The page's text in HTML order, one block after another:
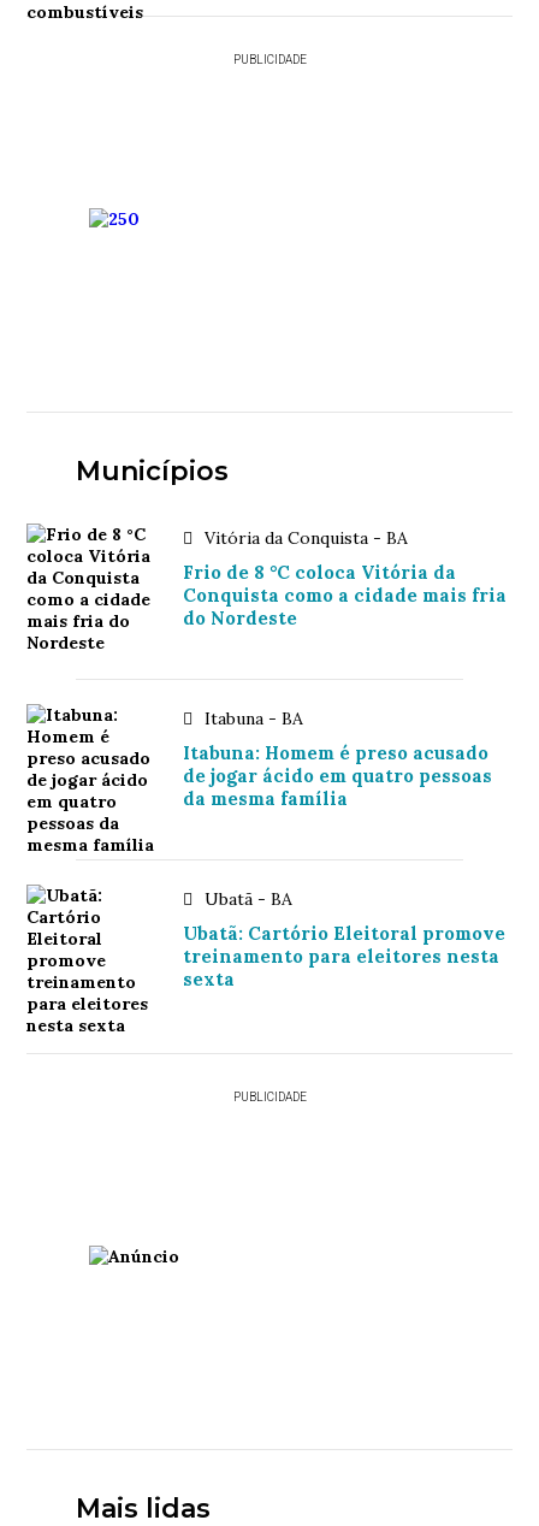
PUBLICIDADE
Municípios
Vitória da Conquista - BA
Frio de 8 °C coloca Vitória da
Conquista como a cidade mais fria
do Nordeste
Itabuna - BA
Itabuna: Homem é preso acusado
de jogar ácido em quatro pessoas
da mesma família
Ubatã - BA
Ubatã: Cartório Eleitoral promove
treinamento para eleitores nesta
sexta
PUBLICIDADE
Mais lidas